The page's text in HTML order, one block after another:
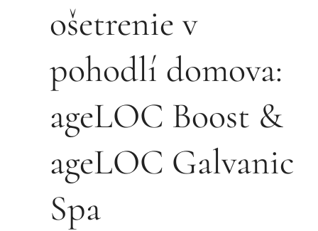
ošetrenie v
pohodlí domova:
ageLOC Boost &
ageLOC Galvanic
Spa